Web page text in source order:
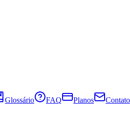
Glossário FAQ Planos Contato